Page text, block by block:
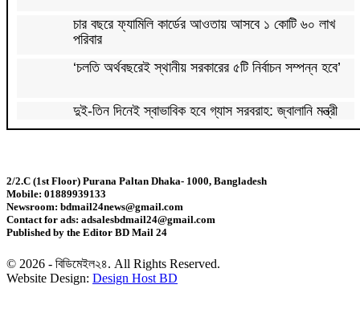
চার বছরে ফ্যামিলি কার্ডের আওতায় আসবে ১ কোটি ৬০ লাখ
পরিবার
‘চলতি অর্থবছরেই স্থানীয় সরকারের ৫টি নির্বাচন সম্পন্ন হবে’
দুই-তিন দিনেই স্বাভাবিক হবে গ্যাস সরবরাহ: জ্বালানি মন্ত্রী
স্বর্ণ খাতকে বৈধ-জবাবদিহিমূলক শিল্পে রূপান্তরের উদ্যোগ
হামে ২৪ ঘণ্টায় আক্রান্ত ৮৬০, মৃত্যু ৬
শিকল ভেঙেছি গণতন্ত্র প্রতিষ্ঠায়: তথ্যমন্ত্রী
2/2.C (1st Floor) Purana Paltan Dhaka- 1000, Bangladesh
Mobile: 01889939133
Newsroom: bdmail24news@gmail.com
Contact for ads: adsalesbdmail24@gmail.com
Published by the Editor BD Mail 24
© 2026 - বিডিমেইল২৪. All Rights Reserved.
Website Design: Design Host BD